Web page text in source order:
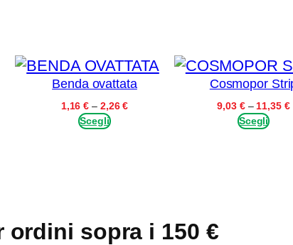
i
t
à
Benda ovattata
1,16€ – 2,26€Fascia
Scegli
Cosmopor
9,03 € – 11,35 €
Scegli
ordini sopra i 150 €